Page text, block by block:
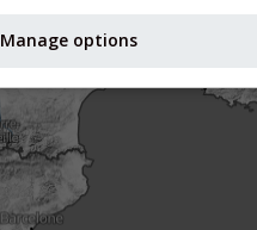
Manage options